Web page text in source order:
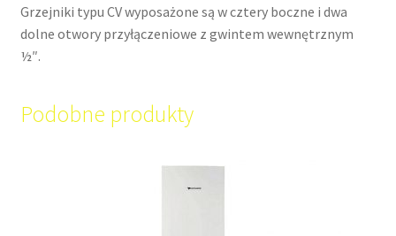
Grzejniki typu CV wyposażone są w cztery boczne i dwa
dolne otwory przyłączeniowe z gwintem wewnętrznym
½″.
Podobne produkty